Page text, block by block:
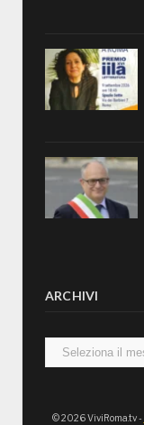
ARCHIVI
Archivi
© 2026 ViviRoma.tv -